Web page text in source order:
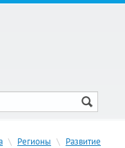
\ Регионы \ Развитие